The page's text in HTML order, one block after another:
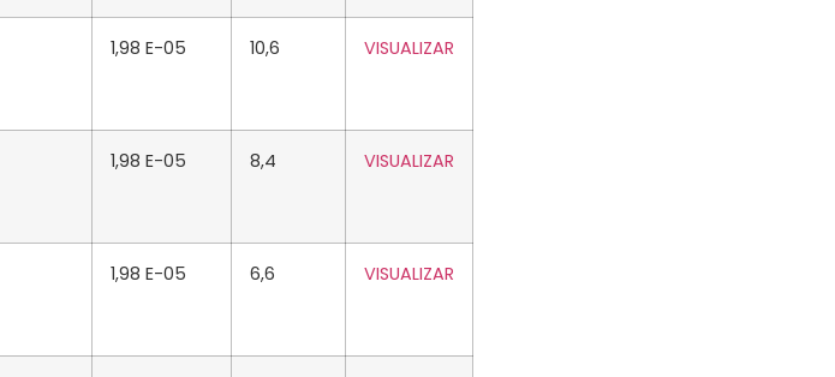
1,98 E-05 10,6 VISUALIZAR
1,98 E-05 8,4 VISUALIZAR
1,98 E-05 6,6 VISUALIZAR